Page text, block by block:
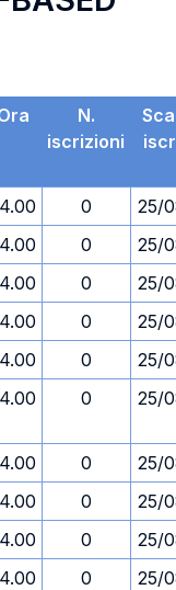
N.
iscrizioni
0
25/
0
25/
0
25/
0
25/
0
25/
0 25/
0
25/
0
25/
0
25/
0
25/